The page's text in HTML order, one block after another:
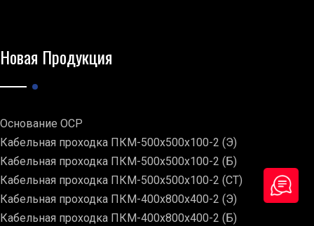
Новая Продукция
Основание ОСР
Кабельная проходка ПКМ-500х500х100-2 (Э)
Кабельная проходка ПКМ-500х500х100-2 (Б)
Кабельная проходка ПКМ-500х500х100-2 (СТ)
Кабельная проходка ПКМ-400х800х400-2 (Э)
Кабельная проходка ПКМ-400х800х400-2 (Б)